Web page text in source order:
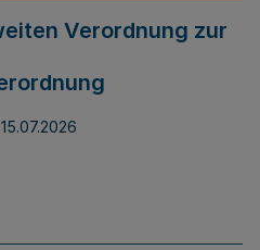
Verordnung zur
15.07.2026